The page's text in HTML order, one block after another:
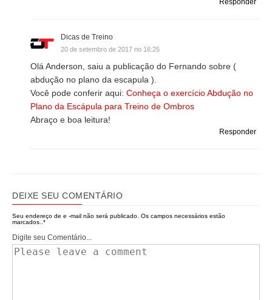
Responder
Dicas de Treino
20 de setembro de 2017 no 16:25
Olá Anderson, saiu a publicação do Fernando sobre (
abdução no plano da escapula ).
Você pode conferir aqui: Conheça o exercício Abdução no
Plano da Escápula para Treino de Ombros
Abraço e boa leitura!
Responder
DEIXE SEU COMENTÁRIO
Seu endereço de e -mail não será publicado. Os campos necessários estão
marcados..*
Digite seu Comentário...